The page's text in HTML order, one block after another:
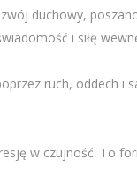
duchowy,
i siłę
ruch, oddech i
w czujność. To